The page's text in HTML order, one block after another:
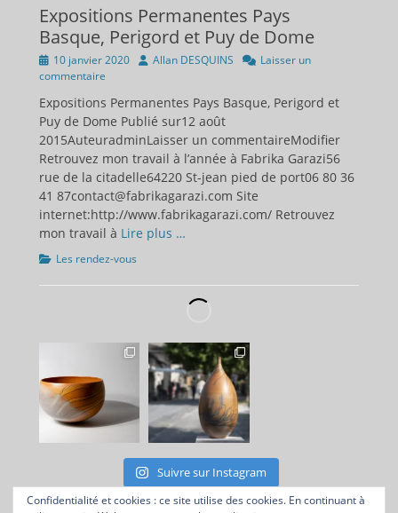
Expositions Permanentes Pays
Basque, Perigord et Puy de Dome
Publié
sur
10 janvier 2020 Auteur
Allan DESQUINS
Laisser un
commentaire
Expositions Permanentes Pays Basque, Perigord et
Puy de Dome Publié sur12 août
2015AuteuradminLaisser un commentaireModifier
Retrouvez mon travail à l’année à Fabrika Garazi56
rue de la citadelle64220 St-jean pied de port06 80 36
41 87contact@fabrikagarazi.com Site
internet:http://www.fabrikagarazi.com/ Retrouvez
mon travail à Lire plus …
Catégories
Les rendez-vous
Suivre sur Instagram
Confidentialité et cookies : ce site utilise des cookies. En continuant à